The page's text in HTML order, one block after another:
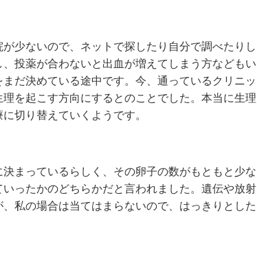
少ないので、ネットで探したり自分で調べたりし
投薬が合わないと出血が増えてしまう方などもい
だ決めている途中です。今、通っているクリニッ
を起こす方向にするとのことでした。本当に生理
切り替えていくようです。
まっているらしく、その卵子の数がもともと少な
ったかのどちらかだと言われました。遺伝や放射
私の場合は当てはまらないので、はっきりとした